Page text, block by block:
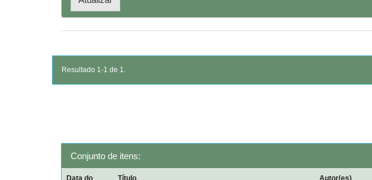
Resultado 1-1 de 1.
Conjunto de itens:
Data do Título Autor(es)